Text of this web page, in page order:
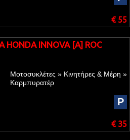
€ 55
INNOVA [A] ROC
Μοτοσυκλέτες » Κινητήρες & Μέρη »
Καρμπυρατέρ
P
€ 35